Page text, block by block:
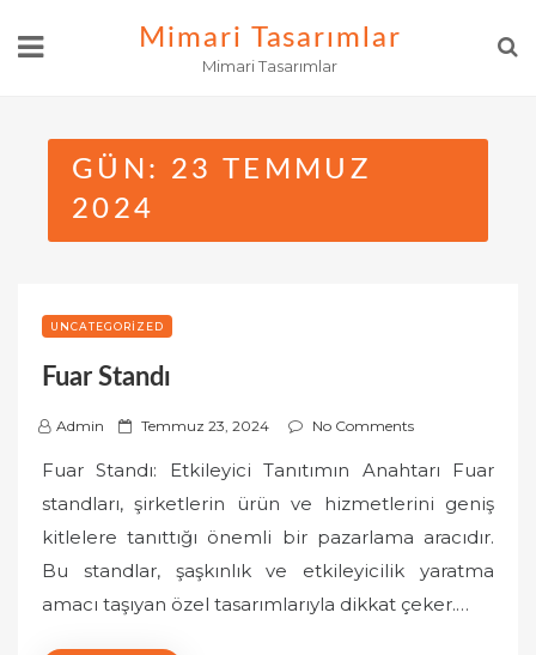
Mimari Tasarımlar
Mimari Tasarımlar
GÜN: 23 TEMMUZ
2024
UNCATEGORIZED
Fuar Standı
Admin
P
s
t
e
d
o
Temmuz 23, 2024 No Comments
Fuar Standı: Etkileyici Tanıtımın Anahtarı Fuar
standları, şirketlerin ürün ve hizmetlerini geniş
kitlelere tanıttığı önemli bir pazarlama aracıdır.
Bu standlar, şaşkınlık ve etkileyicilik yaratma
amacı taşıyan özel tasarımlarıyla dikkat çeker.…